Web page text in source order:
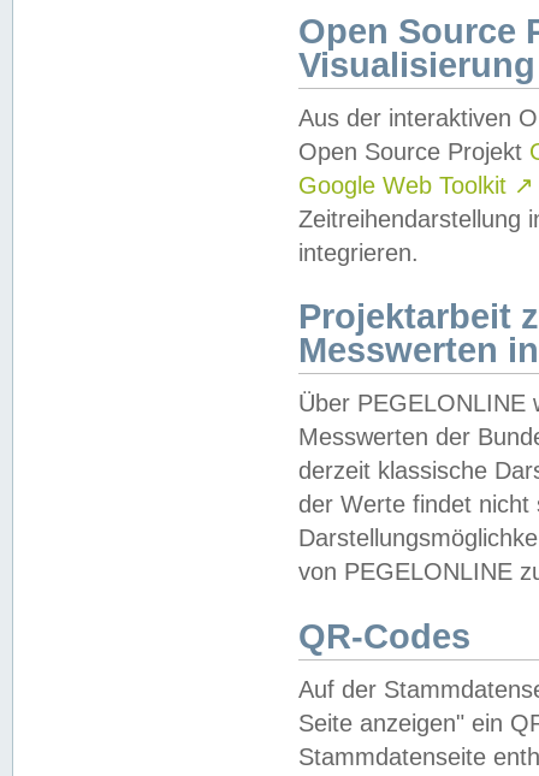
Open Source
Visualisierung
Aus der interaktiven
Open Source Projekt
Google Web Toolkit ↗
Zeitreihendarstellung
integrieren.
Projektarbeit
Messwerten
Über PEGELONLINE
Messwerten der
derzeit klassische
der Werte findet
von PEGELONLINE
QR-Codes
Auf der
Seite anzeigen" ein
Stammdatenseite